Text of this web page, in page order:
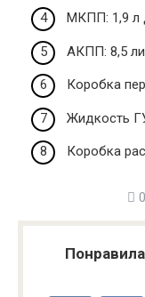
МКПП: 1,9 л
АКПП: 8,5
Коробка
Жидкость
Коробка
0